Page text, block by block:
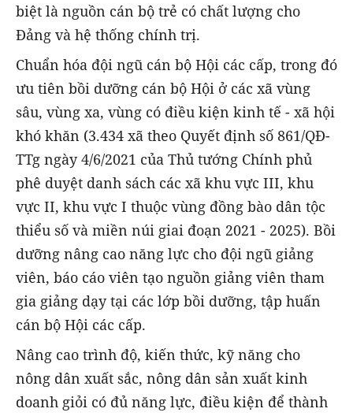
biệt là nguồn cán bộ trẻ có chất lượng cho
Đảng và hệ thống chính trị.
Chuẩn hóa đội ngũ cán bộ Hội các cấp, trong đó
ưu tiên bồi dưỡng cán bộ Hội ở các xã vùng
sâu, vùng xa, vùng có điều kiện kinh tế - xã hội
khó khăn (3.434 xã theo Quyết định số 861/QĐ-
TTg ngày 4/6/2021 của Thủ tướng Chính phủ
phê duyệt danh sách các xã khu vực III, khu
vực II, khu vực I thuộc vùng đồng bào dân tộc
thiểu số và miền núi giai đoạn 2021 - 2025). Bồi
dưỡng nâng cao năng lực cho đội ngũ giảng
viên, báo cáo viên tạo nguồn giảng viên tham
gia giảng dạy tại các lớp bồi dưỡng, tập huấn
cán bộ Hội các cấp.
Nâng cao trình độ, kiến thức, kỹ năng cho
nông dân xuất sắc, nông dân sản xuất kinh
doanh giỏi có đủ năng lực, điều kiện để thành